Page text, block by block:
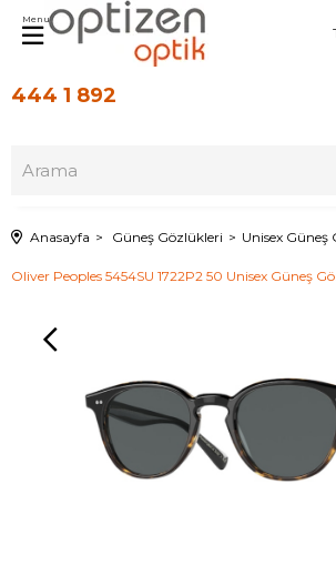
444 1 892
Menu
Anasayfa Güneş Gözlükleri Unisex Güneş
Oliver Peoples 5454SU 1722P2 50 Unisex Güneş